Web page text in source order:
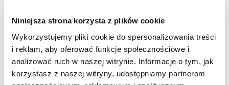
Niniejsza strona korzysta z plików cookie
Wykorzystujemy pliki cookie do spersonalizowania treści
i reklam, aby oferować funkcje społecznościowe i
analizować ruch w naszej witrynie. Informacje o tym, jak
korzystasz z naszej witryny, udostępniamy partnerom
LOKALIZACJA